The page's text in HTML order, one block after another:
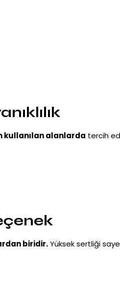
kullanılan alanlarda tercih
biridir.Yüksek sertliği